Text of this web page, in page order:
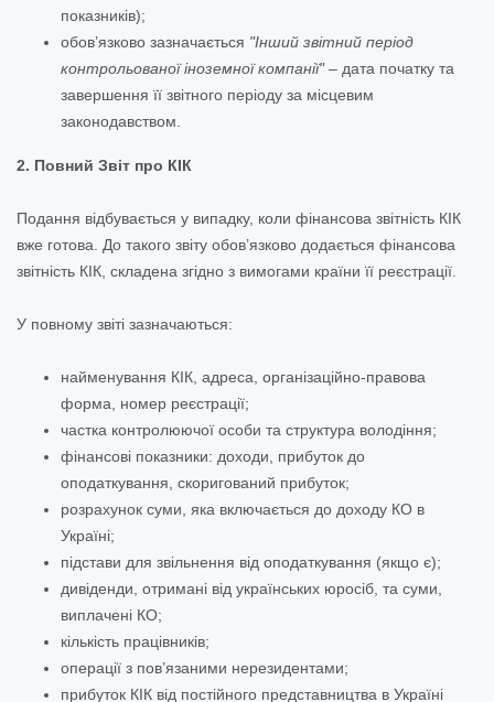
показників);
обов’язково зазначається "Інший звітний період
контрольованої іноземної компанії"– дата початку та
завершення її звітного періоду за місцевим
законодавством.
2. Повний Звіт про КІК
Подання відбувається у випадку, коли фінансова звітність КІК
вже готова. До такого звіту обов’язково додається фінансова
звітність КІК, складена згідно з вимогами країни її реєстрації.
У повному звіті зазначаються:
найменування КІК, адреса, організаційно-правова
форма, номер реєстрації;
частка контролюючої особи та структура володіння;
фінансові показники: доходи, прибуток до
оподаткування, скоригований прибуток;
розрахунок суми, яка включається до доходу КО в
Україні;
підстави для звільнення від оподаткування (якщо є);
дивіденди, отримані від українських юросіб, та суми,
виплачені КО;
кількість працівників;
операції з пов’язаними нерезидентами;
прибуток КІК від постійного представництва в Україні